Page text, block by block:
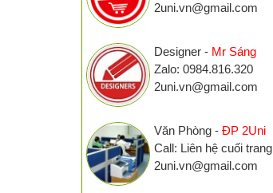
2uni.vn@gmail.com
Designer - Mr Sáng
Zalo: 0984.816.320
2uni.vn@gmail.com
Văn Phòng - ĐP 2Uni
Call: Liên hệ cuối trang
2uni.vn@gmail.com